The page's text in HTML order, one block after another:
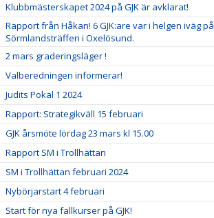
Klubbmästerskapet 2024 på GJK är avklarat!
Rapport från Håkan! 6 GJK:are var i helgen iväg på
Sörmlandsträffen i Oxelösund.
2 mars graderingsläger !
Valberedningen informerar!
Judits Pokal 1 2024
Rapport: Strategikväll 15 februari
GJK årsmöte lördag 23 mars kl 15.00
Rapport SM i Trollhättan
SM i Trollhättan februari 2024
Nybörjarstart 4 februari
Start för nya fallkurser på GJK!